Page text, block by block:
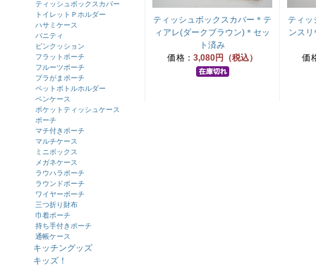
ティッシュボックスカバー＊テ
ィアレ(ダークブラウン)＊セッ
ト済み
価格： 3,080円（税込）
ティッ
ンス
価
ティッシュボックスカバー
トイレットＰホルダー
ハサミケース
バニティ
ピンクッション
フラットポーチ
フルーツポーチ
プラがまポーチ
ペットボトルホルダー
ペンケース
ポケットティッシュケース
ポーチ
マチ付きポーチ
マルチケース
ミニボックス
メガネケース
ラウハラポーチ
ラウンドポーチ
ワイヤーポーチ
三つ折り財布
巾着ポーチ
持ち手付きポーチ
通帳ケース
キッチングッズ
キッズ！